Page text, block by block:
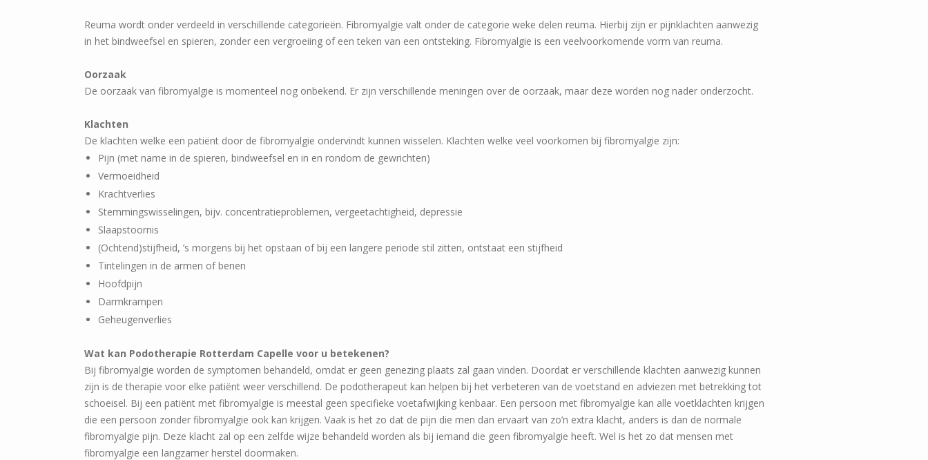
Reuma wordt onder verdeeld in verschillende categorieën. Fibromyalgie valt onder de categorie weke delen reuma. Hierbij zijn er pijnklachten aanwezig
in het bindweefsel en spieren, zonder een vergroeiing of een teken van een ontsteking. Fibromyalgie is een veelvoorkomende vorm van reuma.
Oorzaak
De oorzaak van fibromyalgie is momenteel nog onbekend. Er zijn verschillende meningen over de oorzaak, maar deze worden nog nader onderzocht.
Klachten
De klachten welke een patiënt door de fibromyalgie ondervindt kunnen wisselen. Klachten welke veel voorkomen bij fibromyalgie zijn:
Pijn (met name in de spieren, bindweefsel en in en rondom de gewrichten)
Vermoeidheid
Krachtverlies
Stemmingswisselingen, bijv. concentratieproblemen, vergeetachtigheid, depressie
Slaapstoornis
(Ochtend)stijfheid, ’s morgens bij het opstaan of bij een langere periode stil zitten, ontstaat een stijfheid
Tintelingen in de armen of benen
Hoofdpijn
Darmkrampen
Geheugenverlies
Wat kan Podotherapie Rotterdam Capelle voor u betekenen?
Bij fibromyalgie worden de symptomen behandeld, omdat er geen genezing plaats zal gaan vinden. Doordat er verschillende klachten aanwezig kunnen
zijn is de therapie voor elke patiënt weer verschillend. De podotherapeut kan helpen bij het verbeteren van de voetstand en adviezen met betrekking tot
schoeisel. Bij een patiënt met fibromyalgie is meestal geen specifieke voetafwijking kenbaar. Een persoon met fibromyalgie kan alle voetklachten krijgen
die een persoon zonder fibromyalgie ook kan krijgen. Vaak is het zo dat de pijn die men dan ervaart van zo’n extra klacht, anders is dan de normale
fibromyalgie pijn. Deze klacht zal op een zelfde wijze behandeld worden als bij iemand die geen fibromyalgie heeft. Wel is het zo dat mensen met
fibromyalgie een langzamer herstel doormaken.